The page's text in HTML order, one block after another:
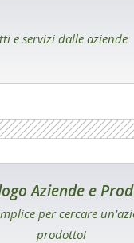
e servizi dalle aziende
Aziende e
per cercare
prodotto!